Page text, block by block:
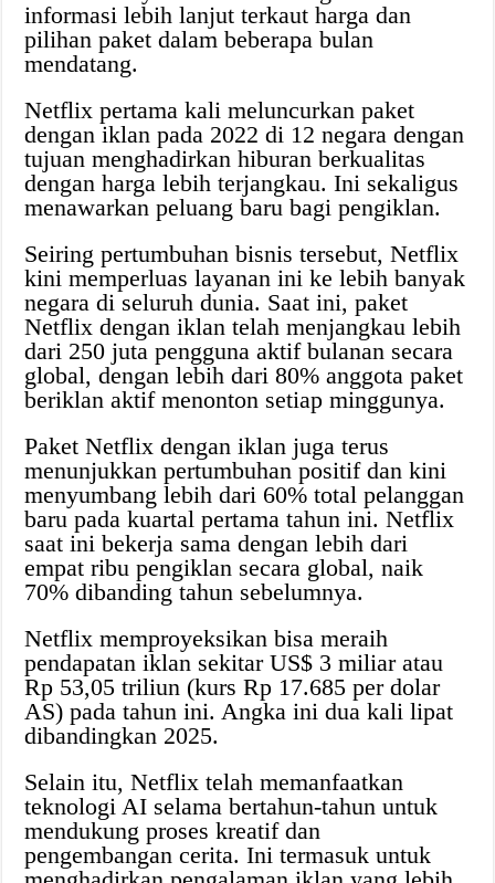
informasi lebih lanjut terkaut harga dan
pilihan paket dalam beberapa bulan
mendatang.
Netflix pertama kali meluncurkan paket
dengan iklan pada 2022 di 12 negara dengan
tujuan menghadirkan hiburan berkualitas
dengan harga lebih terjangkau. Ini sekaligus
menawarkan peluang baru bagi pengiklan.
Seiring pertumbuhan bisnis tersebut, Netflix
kini memperluas layanan ini ke lebih banyak
negara di seluruh dunia. Saat ini, paket
Netflix dengan iklan telah menjangkau lebih
dari 250 juta pengguna aktif bulanan secara
global, dengan lebih dari 80% anggota paket
beriklan aktif menonton setiap minggunya.
Paket Netflix dengan iklan juga terus
menunjukkan pertumbuhan positif dan kini
menyumbang lebih dari 60% total pelanggan
baru pada kuartal pertama tahun ini. Netflix
saat ini bekerja sama dengan lebih dari
empat ribu pengiklan secara global, naik
70% dibanding tahun sebelumnya.
Netflix memproyeksikan bisa meraih
pendapatan iklan sekitar US$ 3 miliar atau
Rp 53,05 triliun (kurs Rp 17.685 per dolar
AS) pada tahun ini. Angka ini dua kali lipat
dibandingkan 2025.
Selain itu, Netflix telah memanfaatkan
teknologi AI selama bertahun-tahun untuk
mendukung proses kreatif dan
pengembangan cerita. Ini termasuk untuk